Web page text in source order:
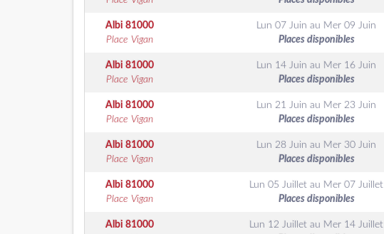
Albi 81000
Place Vigan
Lun 07 Juin au Mer 09 Juin
Places disponibles
Albi 81000
Place Vigan
Lun 14 Juin au Mer 16 Juin
Places disponibles
Albi 81000
Place Vigan
Lun 21 Juin au Mer 23 Juin
Places disponibles
Albi 81000
Place Vigan
Lun 28 Juin au Mer 30 Juin
Places disponibles
Albi 81000
Place Vigan
Lun 05 Juillet au Mer 07 Juillet
Places disponibles
Albi 81000 Lun 12 Juillet au Mer 14 Juillet